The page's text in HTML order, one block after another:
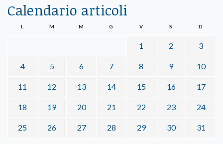
Calendario articoli
L M M G V S D
1 2 3
4 5 6 7 8 9 10
11 12 13 14 15 16 17
18 19 20 21 22 23 24
25 26 27 28 29 30 31